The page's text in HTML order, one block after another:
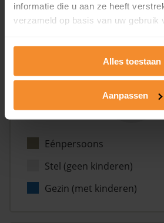
informatie die u aan ze heeft
verzameld op basis van uw gebruik
Alles toestaan
Aanpassen
Eénpersoons
Stel (geen kinderen)
Gezin (met kinderen)